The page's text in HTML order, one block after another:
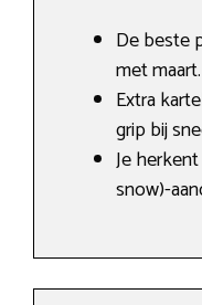
De beste
met maart.
Extra
grip bij
Je
snow)-